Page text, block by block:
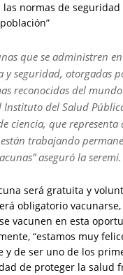
normas de
que se administren
y seguridad, otorgadas
reconocidas del
del Salud
ciencia, que representa
trabajando
aseguró la seremi.
será gratuita y
obligatorio
vacunen en esta
“estamos muy
y de ser uno de los
de proteger la salud